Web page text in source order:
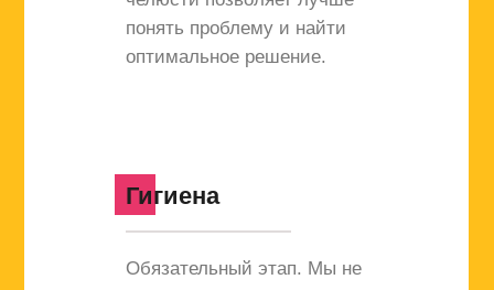
понять проблему и найти
оптимальное решение.
Обязательный этап. Мы не
Гигиена